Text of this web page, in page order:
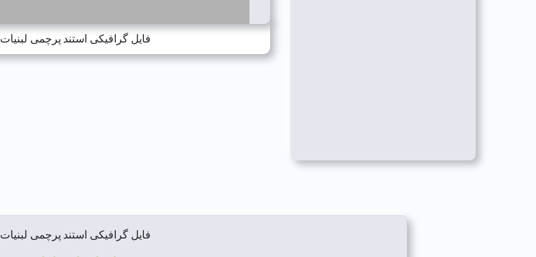
فایل گرافیکی استند پرچمی لبنیات
فایل گرافیکی استند پرچمی لبنیات